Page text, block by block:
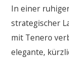
In einer
strategischer
mit Tenero
elegante,